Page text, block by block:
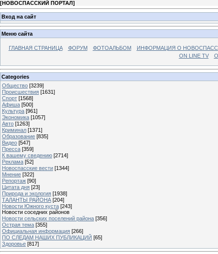
[НОВОСПАССКИЙ ПОРТАЛ]
Вход на сайт
Меню сайта
ГЛАВНАЯ СТРАНИЦА ФОРУМ ФОТОАЛЬБОМ
ИНФОРМАЦИЯ О
ON LINE TV
Categories
Общество [3239]
Происшествия [1631]
Спорт [1568]
Афиша [500]
Культура [961]
Экономика [1057]
Авто [1263]
Криминал [1371]
Образование [835]
Видео [547]
Пресса [359]
К вашему сведению [2714]
Реклама [52]
Новоспасские вести [1344]
Мнение [322]
Репортаж [90]
Цитата дня [23]
Природа и экология [1938]
ТАЛАНТЫ РАЙОНА [204]
Новости Южного куста [243]
Новости соседних районов
Новости сельских поселений района [356]
Острая тема [355]
Официальная информация [266]
ПО СЛЕДАМ НАШИХ ПУБЛИКАЦИЙ [65]
Здоровье [817]